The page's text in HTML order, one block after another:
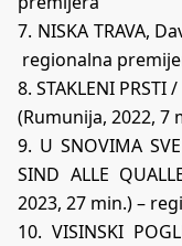
7. NISKA TRAVA,
regionalna
8. STAKLENI PRSTI
(Rumunija, 2022, 7
9. U SNOVIMA
SIND ALLE
2023, 27 min.) –
10. VISINSKI